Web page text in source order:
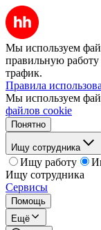
Мы используем
правильную работу
трафик.
Правила
Мы используем
файлов cookie
Понятно
Ищу сотрудника
Ищу работу
Ищу сотрудника
Сервисы
Помощь
Ещё